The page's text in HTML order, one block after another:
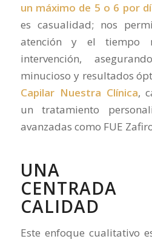
un máximo de 5 o 6 por
es casualidad; nos
atención y el tiempo
intervención,
minucioso y resultados
Capilar Nuestra Clínica,
un tratamiento
avanzadas como FUE
UNA
CALIDAD
Este enfoque cualitativo